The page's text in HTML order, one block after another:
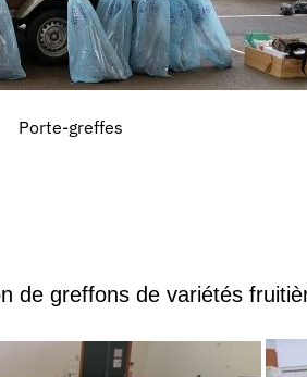
Porte-greffes
de greffons de variétés